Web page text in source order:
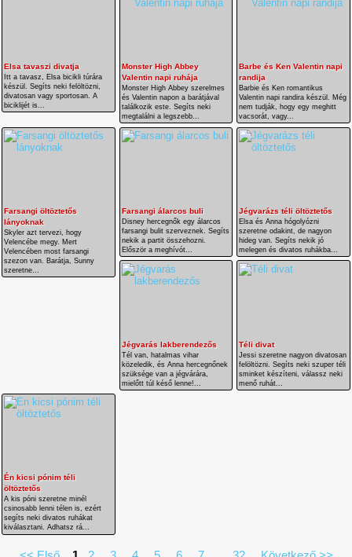
Elsa tavaszi divatja
Itt a tavasz, Elsa bicikli túrára
készül. Segíts neki felöltözni,
divatosan vagy sportosan. A
biciklijét is...
Monster High Abbey
Valentin napi ruhája
Monster High Abbey szerelmes
és Valentin napon a barátjával
találkozik este. Segíts neki
megtalálni a legszebb...
Barbe és Ken Valentin napi
randija
Barbie és Ken romantikus
Valentin napi randira készül. Még
nem tudják, hogy egy meghitt
vacsorát, vagy...
Farsangi öltöztetős
lányoknak
Skyler azt tervezi, hogy
Velencébe megy. Mert
Velencében most farsangi
szezon van. Barátja, Sunny
szeretne...
Farsangi álarcos buli
Disney hercegnők egy álarcos
farsangi bulit szerveznek. Segíts
nekik a partit összehozni.
Először a meghívót...
Jégvarázs téli öltöztetős
Elsa és Anna hógolyózni
szeretne odakint, de nagyon
hideg van. Segíts nekik jó
melegen és divatos ruhákba...
Jégvarás lakberendezős
Tél van, hatalmas vihar
közeledik, és Anna hercegnőnek
szüksége van a jégvárára,
mielőtt túl késő lenne!...
Téli divat
Jessi szeretne nagyon divatosan
felöltözni. Segíts neki szuper téli
sminket készíteni, válassz neki
menő ruhát...
Én kicsi pónim téli
öltöztetős
A kis póni szeretne minél
csinosabb lenni télen is, ezért
segíts neki divatos ruhákat
kiválasztani. Adhatsz rá...